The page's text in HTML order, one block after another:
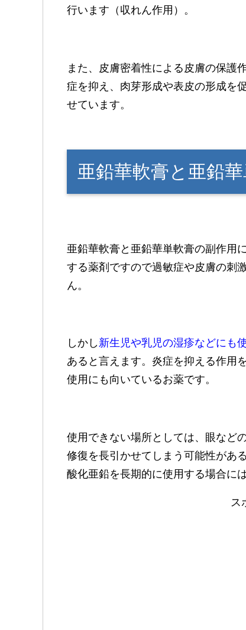
行います（収れん作用）。
また、皮膚密着性による皮膚の保護
症を抑え、肉芽形成や表皮の形成を
せています。
亜鉛華軟膏と亜鉛
亜鉛華軟膏と亜鉛華単軟膏の副作用
する薬剤ですので過敏症や皮膚の刺
ん。
しかし 新生児や乳児の湿疹などにも
あると言えます。炎症を抑える作用
使用にも向いているお薬です。
使用できない場所としては、眼など
修復を長引かせてしまう可能性があ
酸化亜鉛を長期的に使用する場合に
ス